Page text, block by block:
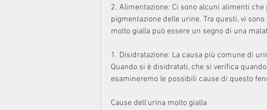
2. Alimentazione: Ci sono alcuni alimenti
pigmentazione delle urine. Tra questi, vi
molto gialla può essere un segno di una
1. Disidratazione: La causa più comune di
Quando si è disidratati, che si verifica
esamineremo le possibili cause di questo
Cause dell'urina molto gialla